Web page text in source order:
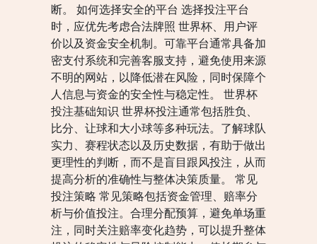
断。 如何选择安全的平台 选择投注平台
时，应优先考虑合法牌照 世界杯、用户评
价以及资金安全机制。可靠平台通常具备加
密支付系统和完善客服支持，避免使用来源
不明的网站，以降低潜在风险，同时保障个
人信息与资金的安全性与稳定性。 世界杯
投注基础知识 世界杯投注通常包括胜负、
比分、让球和大小球等多种玩法。了解球队
实力、赛程状态以及历史数据，有助于做出
更理性的判断，而不是盲目跟风投注，从而
提高分析的准确性与整体决策质量。 常见
投注策略 常见策略包括资金管理、赔率分
析与价值投注。合理分配预算，避免单场重
注，同时关注赔率变化趋势，可以提升整体